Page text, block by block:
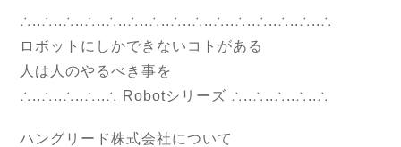
∴..∴..∴..∴..∴..∴..∴..∴..∴..∴..∴..∴..∴..∴..∴
ロボットにしかできないコトがある
人は人のやるべき事を
∴..∴..∴..∴..∴ Robotシリーズ ∴..∴..∴..∴..∴
ハングリード株式会社について